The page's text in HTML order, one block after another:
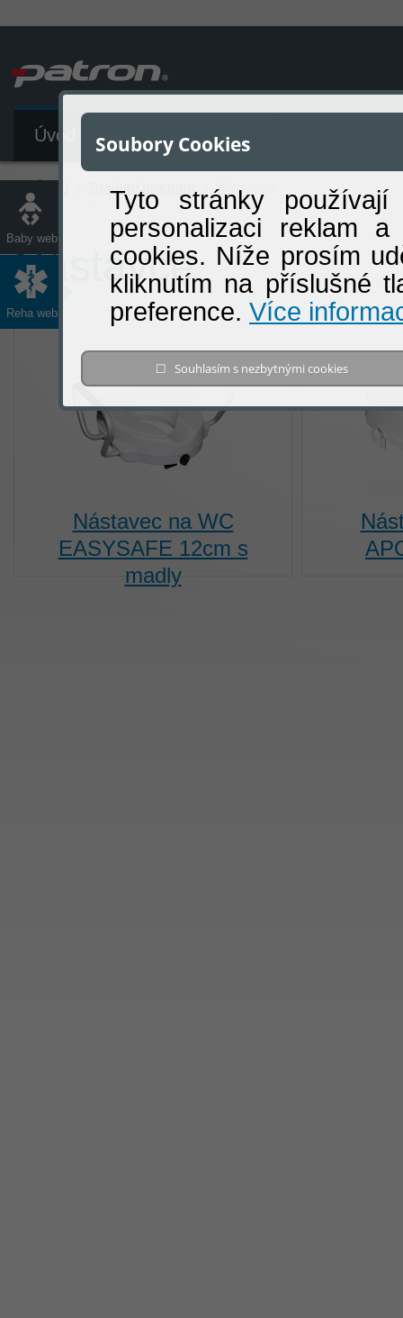
Úvod Katalog produktů
Soubory Cookies
Tyto stránky
personalizaci reklam
cookies. Níže prosím
kliknutím na příslušné
preference. Více
☐ Souhlasím s nezbytnými cookies
Baby web
Reha web
Toaletní program Nástavce
Nástavce
Nástavec na WC
EASYSAFE 12cm s
madly